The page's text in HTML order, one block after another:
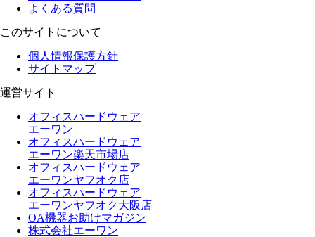
よくある質問
このサイトについて
個人情報保護方針
サイトマップ
運営サイト
オフィスハードウェア
エーワン
オフィスハードウェア
エーワン楽天市場店
オフィスハードウェア
エーワンヤフオク店
オフィスハードウェア
エーワンヤフオク大阪店
OA機器お助けマガジン
株式会社エーワン